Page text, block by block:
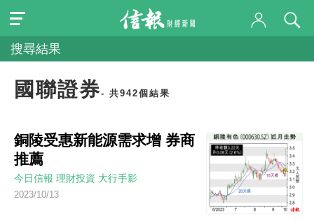
搜尋結果
國聯證券- 共942個結果
銅陵受惠新能源需求增 券商
推薦
今日信報 理財投資 大行手影
2023/10/13